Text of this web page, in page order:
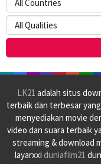
LK21 adalah situs
terbaik dan terbesar
menyediakan movie
video dan suara terbaik
streaming & download
layarxxi duniafilm21